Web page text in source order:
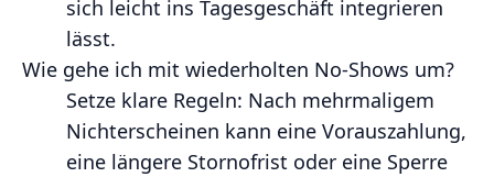
sich leicht ins Tagesgeschäft integrieren
lässt.
Wie gehe ich mit wiederholten No‑Shows um?
Setze klare Regeln: Nach mehrmaligem
Nichterscheinen kann eine Vorauszahlung,
eine längere Stornofrist oder eine Sperre